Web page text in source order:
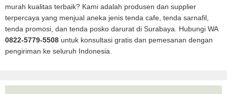
murah kualitas terbaik? Kami adalah produsen dan supplier
terpercaya yang menjual aneka jenis tenda cafe, tenda sarnafil,
tenda promosi, dan tenda posko darurat di Surabaya. Hubungi WA
0822-5779-5508 untuk konsultasi gratis dan pemesanan dengan
pengiriman ke seluruh Indonesia.